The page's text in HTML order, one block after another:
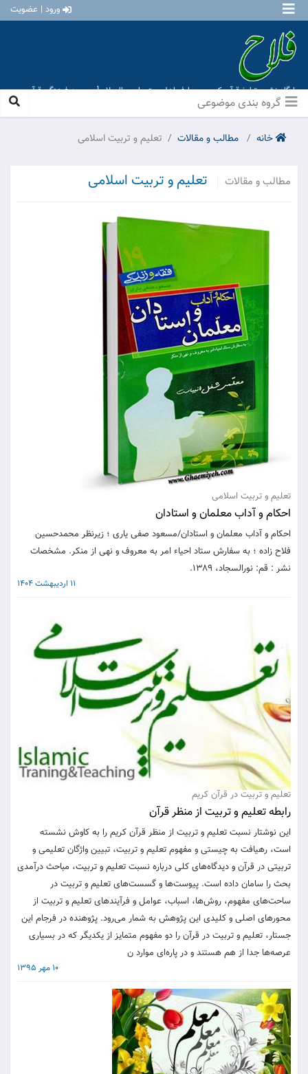
ورود | عضویت
پایگاه نشر و تبلیغ قرآن کریم و معارف اهل بیت علیهم السلام [ موسسه فرهنگی قرآن و
عترت منهاج عشق آباد ]
خانه مطالب و مقالات تعلیم و تربیت اسلامی
مطالب و مقالات تعلیم و تربیت اسلامی
تعلیم و تربیت اسلامی
احکام و آداب معلمان و استادان
احکام و آداب معلمان و استادان/مسعود صفی یاری ؛ زیرنظر محمدحسین
فلاح زاده ؛ به سفارش ستاد احیاء امر به معروف و نهی از منکر. مشخصات
نشر : قم: نورالسجاد، 1389.
11 اردیبهشت 1404
تعلیم و تربیت در قرآن کریم
رابطه تعلیم و تربیت از منظر قرآن
این نوشتار نسبت تعلیم و تربیت از منظر قرآن کریم را به کاوش نشسته
است، رهیافت به چیستی و مفهوم تعلیم و تربیت، تبیین واژگان تعلیمی و
تربیتی در قرآن و دیدگاه‌های کلی درباره نسبت تعلیم و تربیت، مباحث درآمدی
بحث را سامان داده است. پیوست‌ها و گسست‌های تعلیم و تربیت در
ساحت‌های مفهوم، روش‌ها، اسباب، عوامل و فرآیندهای تعلیم و تربیت از
محورهای اصلی و کلیدی این پژوهش به شمار می‌رود. پژوهنده در فرجام این
جستار، تعلیم و تربیت در قرآن را دو مفهوم متمایز از یکدیگر که در بسیاری
عرصه‌ها جدا از هم هستند و در پاره‌ای موارد ن
10 مهر 1395